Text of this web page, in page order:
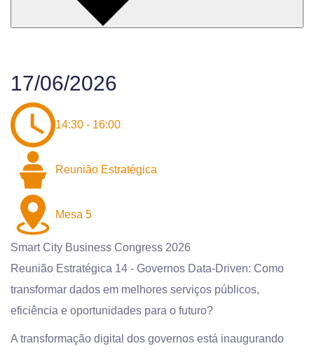
17/06/2026
14:30 - 16:00
Reunião Estratégica
Mesa 5
Smart City Business Congress 2026
Reunião Estratégica 14 - Governos Data-Driven: Como
transformar dados em melhores serviços públicos,
eficiência e oportunidades para o futuro?
A transformação digital dos governos está inaugurando